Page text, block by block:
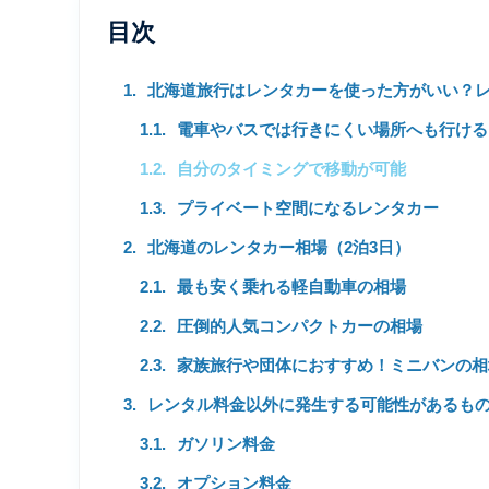
目次
北海道旅行はレンタカーを使った方がいい？
電車やバスでは行きにくい場所へも行ける
自分のタイミングで移動が可能
プライベート空間になるレンタカー
北海道のレンタカー相場（2泊3日）
最も安く乗れる軽自動車の相場
圧倒的人気コンパクトカーの相場
家族旅行や団体におすすめ！ミニバンの
レンタル料金以外に発生する可能性があるも
ガソリン料金
オプション料金